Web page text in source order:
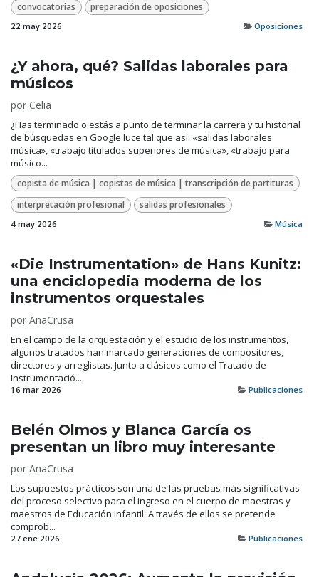
convocatorias preparación de oposiciones
22 may 2026 Oposiciones
¿Y ahora, qué? Salidas laborales para
músicos
por Celia
¿Has terminado o estás a punto de terminar la carrera y tu historial
de búsquedas en Google luce tal que así: «salidas laborales
música», «trabajo titulados superiores de música», «trabajo para
músico...
copista de música | copistas de música | transcripción de partituras
interpretación profesional
salidas profesionales
4 may 2026 Música
«Die Instrumentation» de Hans Kunitz:
una enciclopedia moderna de los
instrumentos orquestales
por AnaCrusa
En el campo de la orquestación y el estudio de los instrumentos,
algunos tratados han marcado generaciones de compositores,
directores y arreglistas. Junto a clásicos como el Tratado de
Instrumentació...
16 mar 2026 Publicaciones
Belén Olmos y Blanca García os
presentan un libro muy interesante
por AnaCrusa
Los supuestos prácticos son una de las pruebas más significativas
del proceso selectivo para el ingreso en el cuerpo de maestras y
maestros de Educación Infantil. A través de ellos se pretende
comprob...
27 ene 2026 Publicaciones